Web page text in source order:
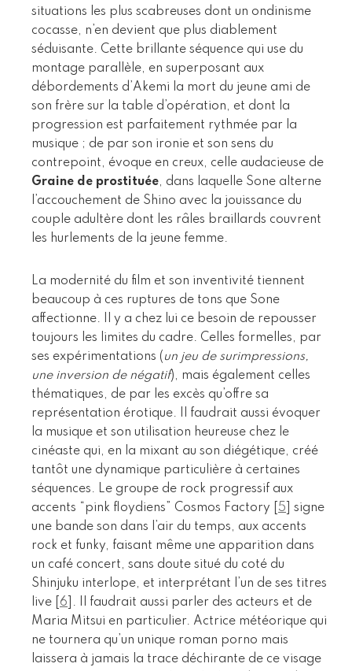
situations les plus scabreuses dont un ondinisme
cocasse, n’en devient que plus diablement
séduisante. Cette brillante séquence qui use du
montage parallèle, en superposant aux
débordements d’Akemi la mort du jeune ami de
son frère sur la table d’opération, et dont la
progression est parfaitement rythmée par la
musique ; de par son ironie et son sens du
contrepoint, évoque en creux, celle audacieuse de
Graine de prostituée, dans laquelle Sone alterne
l’accouchement de Shino avec la jouissance du
couple adultère dont les râles braillards couvrent
les hurlements de la jeune femme.
La modernité du film et son inventivité tiennent
beaucoup à ces ruptures de tons que Sone
affectionne. Il y a chez lui ce besoin de repousser
toujours les limites du cadre. Celles formelles, par
ses expérimentations ( un jeu de surimpressions,
une inversion de négatif), mais également celles
thématiques, de par les excès qu’offre sa
représentation érotique. Il faudrait aussi évoquer
la musique et son utilisation heureuse chez le
cinéaste qui, en la mixant au son diégétique, créé
tantôt une dynamique particulière à certaines
séquences. Le groupe de rock progressif aux
accents “pink floydiens” Cosmos Factory
5
signe
une bande son dans l’air du temps, aux accents
rock et funky, faisant même une apparition dans
un café concert, sans doute situé du coté du
Shinjuku interlope, et interprétant l’un de ses titres
live
6 . Il faudrait aussi parler des acteurs et de
Maria Mitsui en particulier. Actrice météorique qui
ne tournera qu’un unique roman porno mais
laissera à jamais la trace déchirante de ce visage